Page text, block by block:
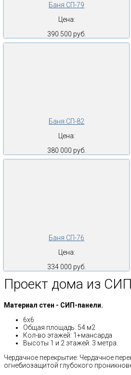
Баня СП-79
Цена:
390 500 руб.
Баня СП-82
Цена:
380 000 руб.
Баня СП-76
Цена:
334 000 руб.
Проект дома из
Материал стен - СИП-панели.
6х6
Общая площадь: 54 м2
Кол-во этажей: 1+мансарда
Высоты 1 и 2 этажей: 3 метра.
Чердачное перекрытие: Чердачное
огнебиозащитой глубокого